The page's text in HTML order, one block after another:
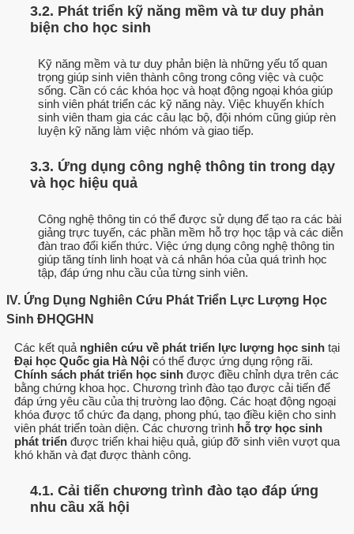
3.2. Phát triển kỹ năng mềm và tư duy phản
biện cho học sinh
Kỹ năng mềm và tư duy phản biện là những yếu tố quan
trọng giúp sinh viên thành công trong công việc và cuộc
sống. Cần có các khóa học và hoạt động ngoại khóa giúp
sinh viên phát triển các kỹ năng này. Việc khuyến khích
sinh viên tham gia các câu lạc bộ, đội nhóm cũng giúp rèn
luyện kỹ năng làm việc nhóm và giao tiếp.
3.3. Ứng dụng công nghệ thông tin trong dạy
và học hiệu quả
Công nghệ thông tin có thể được sử dụng để tạo ra các bài
giảng trực tuyến, các phần mềm hỗ trợ học tập và các diễn
đàn trao đổi kiến thức. Việc ứng dụng công nghệ thông tin
giúp tăng tính linh hoạt và cá nhân hóa của quá trình học
tập, đáp ứng nhu cầu của từng sinh viên.
IV. Ứng Dụng Nghiên Cứu Phát Triển Lực Lượng Học
Sinh ĐHQGHN
Các kết quả nghiên cứu về phát triển lực lượng học sinh tại
Đại học Quốc gia Hà Nội có thể được ứng dụng rộng rãi.
Chính sách phát triển học sinh được điều chỉnh dựa trên các
bằng chứng khoa học. Chương trình đào tạo được cải tiến để
đáp ứng yêu cầu của thị trường lao động. Các hoạt động ngoại
khóa được tổ chức đa dạng, phong phú, tạo điều kiện cho sinh
viên phát triển toàn diện. Các chương trình hỗ trợ học sinh
phát triển được triển khai hiệu quả, giúp đỡ sinh viên vượt qua
khó khăn và đạt được thành công.
4.1. Cải tiến chương trình đào tạo đáp ứng
nhu cầu xã hội